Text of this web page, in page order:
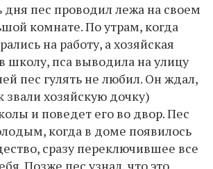
пес проводил лежа на своем
комнате. По утрам, когда
на работу, а хозяйская
школу, пса выводила на улицу
пес гулять не любил. Он ждал,
звали хозяйскую дочку)
и поведет его во двор. Пес
когда в доме появилось
сразу переключившее все
Позже пес узнал, что это